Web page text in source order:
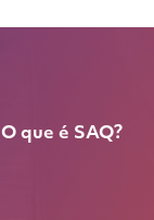
O que é SAQ?